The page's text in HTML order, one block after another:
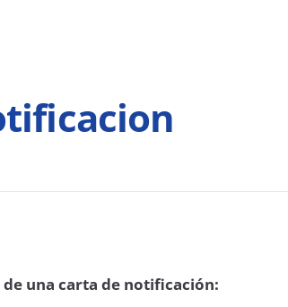
una carta de notificación: